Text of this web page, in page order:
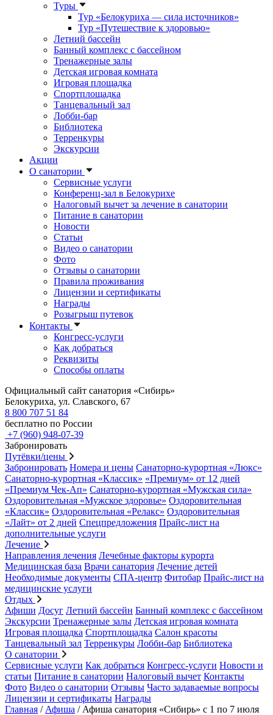
Туры
Тур «Белокуриха — сила источников»
Тур «Путешествие к здоровью»
Летний бассейн
Банный комплекс с бассейном
Тренажерные залы
Детская игровая комната
Игровая площадка
Спортплощадка
Танцевальный зал
Лобби-бар
Библиотека
Терренкуры
Экскурсии
Акции
О санатории
Сервисные услуги
Конференц-зал в Белокурихе
Налоговый вычет за лечение в санатории
Питание в санатории
Новости
Статьи
Видео о санатории
Фото
Отзывы о санатории
Правила проживания
Лицензии и сертификаты
Награды
Розыгрыш путевок
Контакты
Конгресс-услуги
Как добраться
Реквизиты
Способы оплаты
Официальный сайт санатория «Сибирь»
Белокуриха, ул. Славского, 67
8 800 707 51 84
бесплатно по России
+7 (960) 948-07-39
Забронировать
Путёвки/цены
Забронировать Номера и цены Санаторно-курортная «Люкс»
Санаторно-курортная «Классик» «Премиум» от 12 дней
«Премиум Чек-Ап» Санаторно-курортная «Мужская сила»
Оздоровительная «Мужское здоровье» Оздоровительная
«Классик» Оздоровительная «Релакс» Оздоровительная
«Лайт» от 2 дней Спецпредложения Прайс-лист на
дополнительные услуги
Лечение
Направления лечения Лечебные факторы курорта
Медицинская база Врачи санатория Лечение детей
Необходимые документы СПА-центр Фитобар Прайс-лист на
медицинские услуги
Отдых
Афиши Досуг Летний бассейн Банный комплекс с бассейном
Экскурсии Тренажерные залы Детская игровая комната
Игровая площадка Спортплощадка Салон красоты
Танцевальный зал Терренкуры Лобби-бар Библиотека
О санатории
Сервисные услуги Как добраться Конгресс-услуги Новости и
статьи Питание в санатории Налоговый вычет Контакты
Фото Видео о санатории Отзывы Часто задаваемые вопросы
Лицензии и сертификаты Награды
Главная / Афиша / Афиша санатория «Сибирь» с 1 по 7 июля